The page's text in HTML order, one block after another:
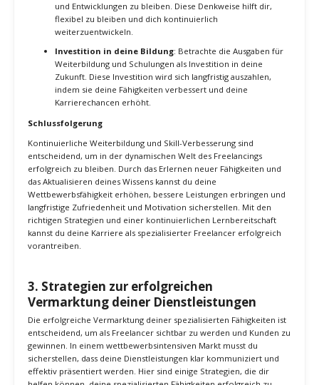
Verbesserte Leistung und Effizienz: Neue Fähigkeiten und
Kenntnisse können deine Arbeitsleistung und Effizienz
steigern, was zu besseren Ergebnissen für deine Kunden
führt.
Höhere Zufriedenheit und Motivation: Das Erlernen
neuer Fähigkeiten kann deine Zufriedenheit und Motivation
erhöhen, da du das Gefühl hast, kontinuierlich Fortschritte
zu machen und deine beruflichen Ziele zu erreichen.
Langfristige Strategien und kontinuierliche Verbesserung
Lernen zur Gewohnheit machen: Mache das Lernen zu
einer festen Gewohnheit in deinem Alltag. Setze dir
regelmäßig Zeitfenster, um neue Fähigkeiten zu erlernen
und dein Wissen zu erweitern.
Lebenslanges Lernen fördern
: Adoptiere eine Denkweise
des lebenslangen Lernens, um stets offen für neue Ideen
weiterzuentwickeln.
Investition in deine Bildung: Betrachte die Ausgaben für
Weiterbildung und Schulungen als Investition in deine
Zukunft. Diese Investition wird sich langfristig auszahlen,
indem sie deine Fähigkeiten verbessert und deine
Karrierechancen erhöht.
Schlussfolgerung